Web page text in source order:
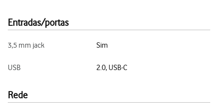
Entradas/portas
3,5 mm jack Sim
USB 2.0, USB-C
Rede